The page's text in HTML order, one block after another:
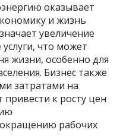
оказывает
и жизнь
увеличение
что может
жизни, особенно для
Бизнес также
затратами на
к росту цен
рабочих